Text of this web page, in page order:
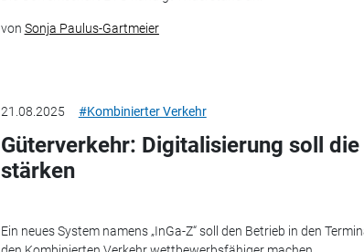
von Sonja Paulus-Gartmeier
21.08.2025 #Kombinierter Verkehr
Güterverkehr: Digitalisierung soll die
stärken
Ein neues System namens „InGa-Z“ soll den Betrieb in den